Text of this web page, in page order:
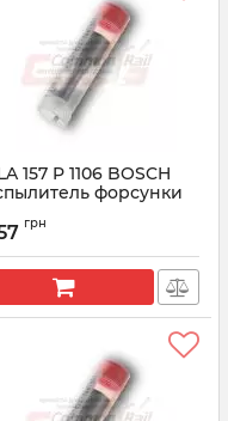
157 P 1106 BOSCH
форсунки
грн